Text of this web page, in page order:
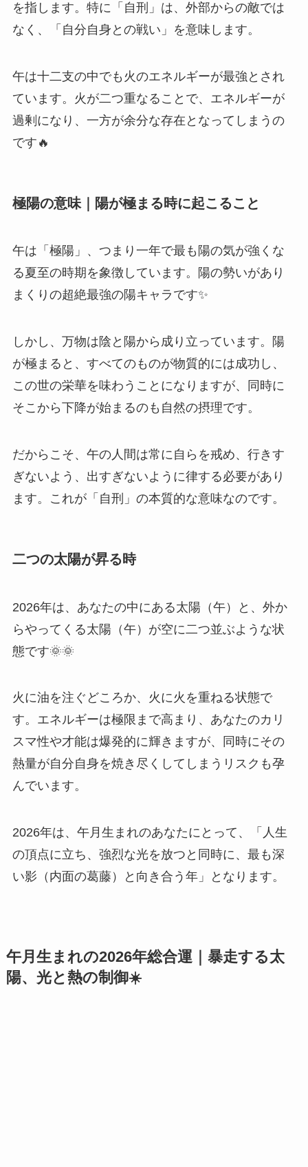
を指します。特に「自刑」は、外部からの敵では
なく、「自分自身との戦い」を意味します。
午は十二支の中でも火のエネルギーが最強とされ
ています。火が二つ重なることで、エネルギーが
過剰になり、一方が余分な存在となってしまうの
です🔥
極陽の意味｜陽が極まる時に起こること
午は「極陽」、つまり一年で最も陽の気が強くな
る夏至の時期を象徴しています。陽の勢いがあり
まくりの超絶最強の陽キャラです✨
しかし、万物は陰と陽から成り立っています。陽
が極まると、すべてのものが物質的には成功し、
この世の栄華を味わうことになりますが、同時に
そこから下降が始まるのも自然の摂理です。
だからこそ、午の人間は常に自らを戒め、行きす
ぎないよう、出すぎないように律する必要があり
ます。これが「自刑」の本質的な意味なのです。
二つの太陽が昇る時
2026年は、あなたの中にある太陽（午）と、外か
らやってくる太陽（午）が空に二つ並ぶような状
態です🌞🌞
火に油を注ぐどころか、火に火を重ねる状態で
す。エネルギーは極限まで高まり、あなたのカリ
スマ性や才能は爆発的に輝きますが、同時にその
熱量が自分自身を焼き尽くしてしまうリスクも孕
んでいます。
2026年は、午月生まれのあなたにとって、「人生
の頂点に立ち、強烈な光を放つと同時に、最も深
い影（内面の葛藤）と向き合う年」となります。
午月生まれの2026年総合運｜暴走する太
陽、光と熱の制御☀️